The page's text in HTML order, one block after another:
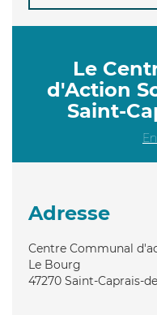
Le
d'Action
Saint-
Adresse
Centre Communal
Le Bourg
47270 Saint-Caprais-